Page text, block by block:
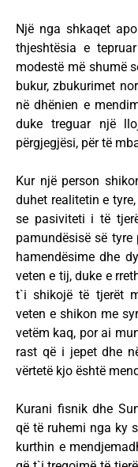
Një nga shkaqet
thjeshtësia e
modestë më shumë
bukur, zbukurimet
në dhënien e
duke treguar një
përgjegjësi, për të
Kur një person
duhet realitetin e
se pasiviteti i të
pamundësisë së
hamendësime dhe
veten e tij, duke e
t`i shikojë të tjerët
veten e shikon me
vetëm kaq, por ai
rast që i jepet dhe
vërtetë kjo është
Kurani fisnik dhe
që të ruhemi nga ky
kurthin e